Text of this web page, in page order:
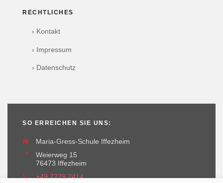
RECHTLICHES
› Kontakt
› Impressum
› Datenschutz
SO ERREICHEN SIE UNS:
🏫
Maria-Gress-Schule Iffezheim
📍
Weierweg 15
76473 Iffezheim
📞
+49 7229 2414